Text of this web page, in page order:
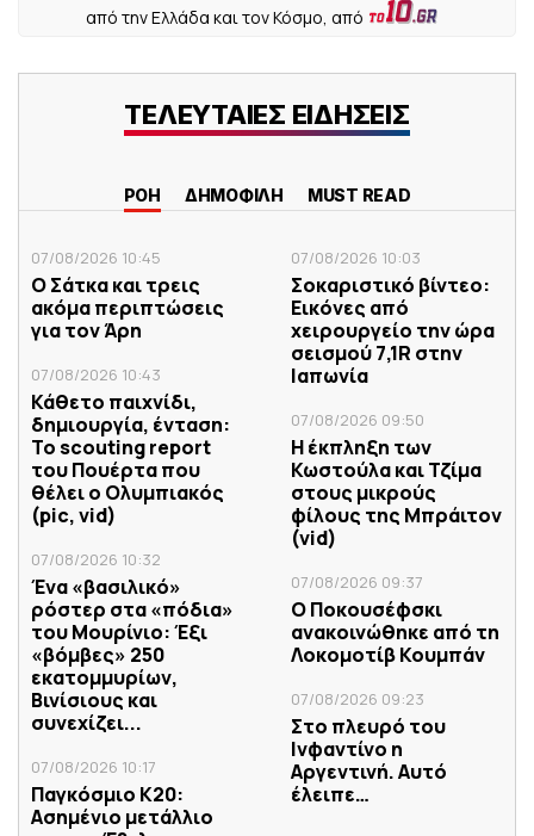
από την Ελλάδα και τον Κόσμο, από
ΤΕΛΕΥΤΑΙΕΣ ΕΙΔΗΣΕΙΣ
ΡΟΗ ΔΗΜΟΦΙΛΗ MUST READ
07/08/2026 10:45
Ο Σάτκα και τρεις
ακόμα περιπτώσεις
για τον Άρη
07/08/2026 10:43
Κάθετο παιχνίδι,
δημιουργία, ένταση:
Το scouting report
του Πουέρτα που
θέλει ο Ολυμπιακός
(pic, vid)
07/08/2026 10:32
Ένα «βασιλικό»
ρόστερ στα «πόδια»
του Μουρίνιο: Έξι
«βόμβες» 250
εκατομμυρίων,
Βινίσιους και
συνεχίζει...
07/08/2026 10:17
Παγκόσμιο Κ20:
Ασημένιο μετάλλιο
07/08/2026 10:03
Σοκαριστικό βίντεο:
Εικόνες από
χειρουργείο την ώρα
σεισμού 7,1R στην
Ιαπωνία
07/08/2026 09:50
Η έκπληξη των
Κωστούλα και Τζίμα
στους μικρούς
φίλους της Μπράιτον
(vid)
07/08/2026 09:37
Ο Ποκουσέφσκι
ανακοινώθηκε από τη
Λοκομοτίβ Κουμπάν
07/08/2026 09:23
Στο πλευρό του
Ινφαντίνο η
Αργεντινή. Αυτό
έλειπε…